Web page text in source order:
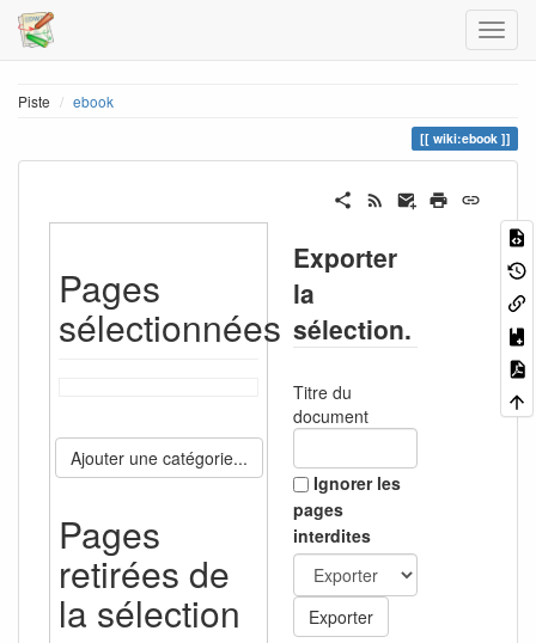
Piste ebook
wiki:ebook
Pages
sélectionnées
Ajouter une catégorie...
Pages
retirées de
la sélection
Exporter
la
sélection.
Titre du
document
Ignorer les
pages
interdites
Exporter